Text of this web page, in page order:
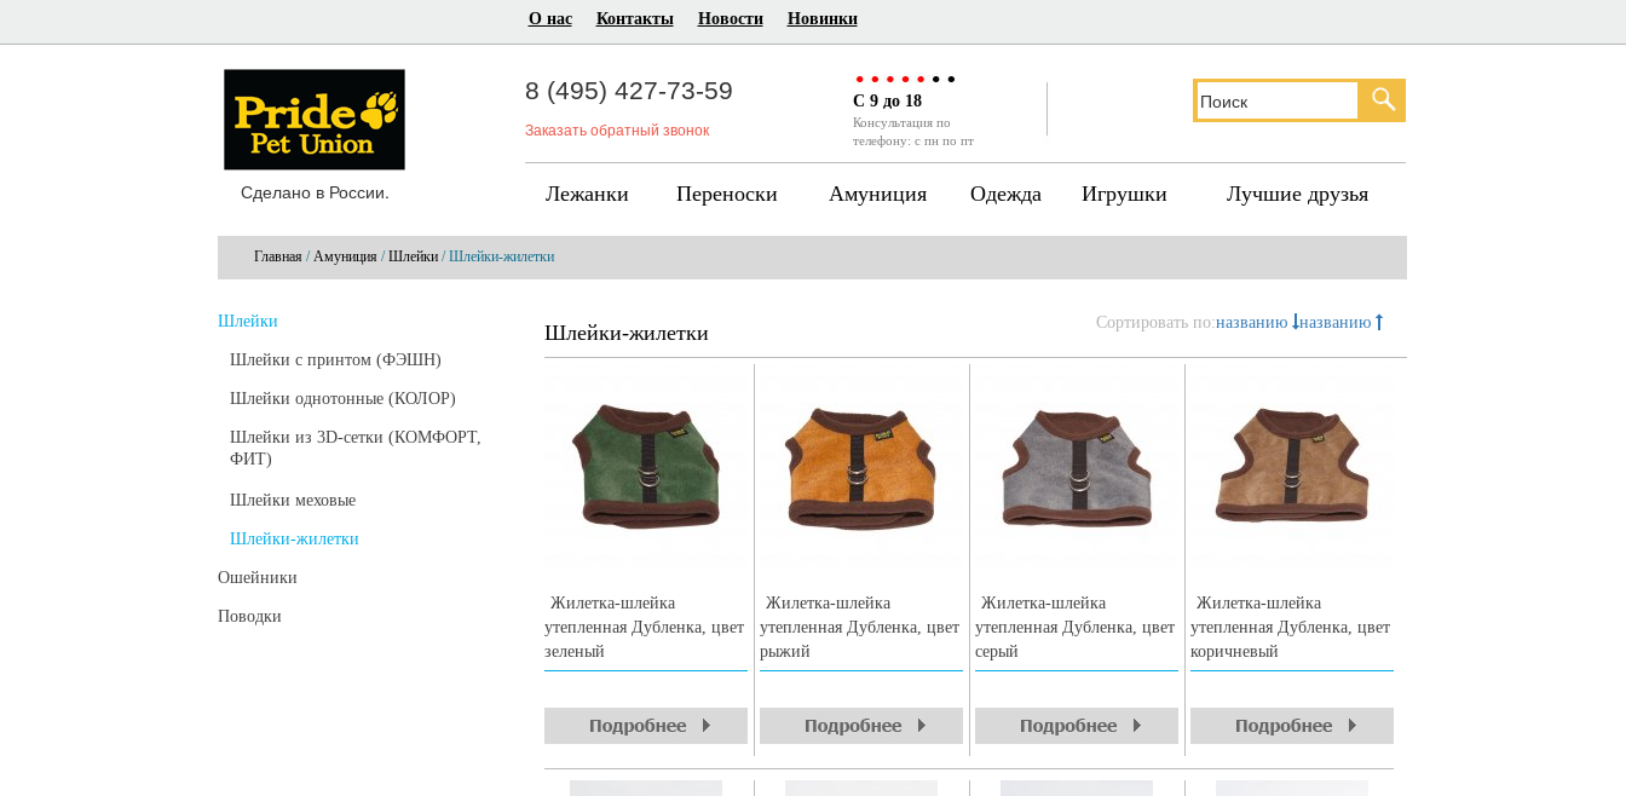
О нас Контакты Новости Новинки
Сделано в России.
8 (495) 427-73-59
Заказать обратный звонок
C 9 до 18
Консультация по
телефону: с пн по пт
Лежанки Переноски Амуниция Одежда Игрушки Лучшие друзья
Главная /Амуниция /Шлейки / Шлейки-жилетки
Шлейки
Шлейки с принтом (ФЭШН)
Шлейки однотонные (КОЛОР)
Шлейки из 3D-сетки (КОМФОРТ,
ФИТ)
Шлейки меховые
Шлейки-жилетки
Ошейники
Поводки
Шлейки-жилетки Сортировать по:названию названию
Жилетка-шлейка
утепленная Дубленка, цвет
зеленый
Жилетка-шлейка
утепленная Дубленка, цвет
рыжий
Жилетка-шлейка
утепленная Дубленка, цвет
серый
Жилетка-шлейка
утепленная Дубленка, цвет
коричневый